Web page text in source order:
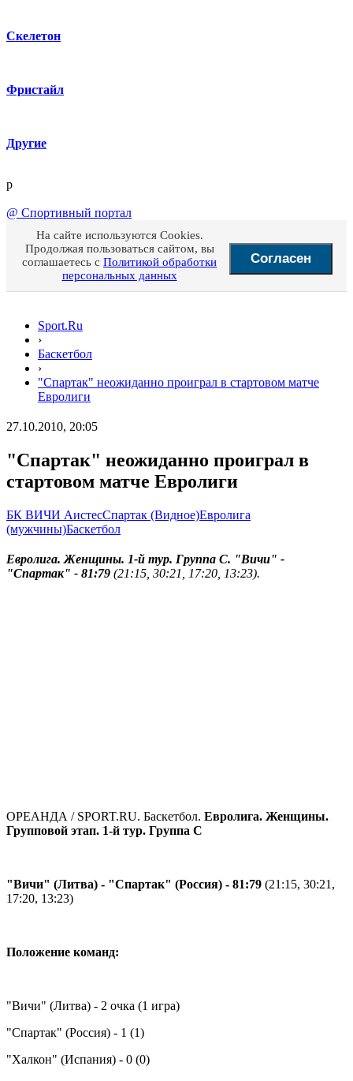
Скелетон
Фристайл
Другие
p
@ Спортивный портал
На сайте используются Cookies.
Продолжая пользоваться сайтом, вы
соглашаетесь с Политикой обработки
персональных данных
Согласен
Sport.Ru
›
Баскетбол
›
"Спартак" неожиданно проиграл в стартовом матче
Евролиги
27.10.2010, 20:05
"Спартак" неожиданно проиграл в
стартовом матче Евролиги
БК ВИЧИ АистесСпартак (Видное)Евролига
(мужчины)Баскетбол
Евролига. Женщины. 1-й тур. Группа С. "Вичи" -
"Спартак" - 81:79 (21:15, 30:21, 17:20, 13:23).
ОРЕАНДА / SPORT.RU. Баскетбол. Евролига. Женщины.
Групповой этап. 1-й тур. Группа С
"Вичи" (Литва) - "Спартак" (Россия) - 81:79 (21:15, 30:21,
17:20, 13:23)
Положение команд:
"Вичи" (Литва) - 2 очка (1 игра)
"Спартак" (Россия) - 1 (1)
"Халкон" (Испания) - 0 (0)